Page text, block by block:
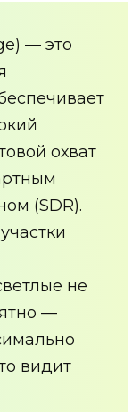
— это
охват
(SDR).
не
—
видит